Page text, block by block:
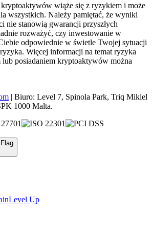
wiąże się z ryzykiem i może
wszystkich. Należy pamiętać, że wyniki
nie stanowią gwarancji przyszłych
rozważyć, czy inwestowanie w
odpowiednie w świetle Twojej sytuacji
Więcej informacji na temat ryzyka
lub posiadaniem kryptoaktywów można
| Biuro: Level 7, Spinola Park, Triq Mikiel
1000 Malta.
Level Up